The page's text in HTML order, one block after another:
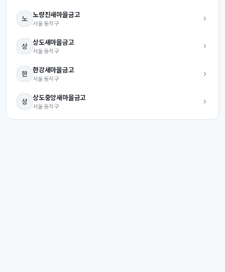
노 노량진새마을금고
서울 동작구
상 상도새마을금고
서울 동작구
한 한강새마을금고
서울 동작구
상 상도중앙새마을금고
서울 동작구